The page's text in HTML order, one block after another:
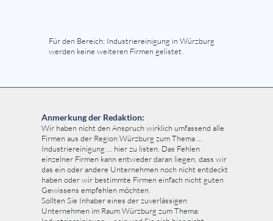
Für den Bereich: Industriereinigung in Würzburg
werden keine weiteren Firmen gelistet.
Anmerkung der Redaktion:
Wir haben nicht den Anspruch wirklich umfassend alle
Firmen aus der Region Würzburg zum Thema ...
Industriereinigung ... hier zu listen. Das Fehlen
einzelner Firmen kann entweder daran liegen, dass wir
das ein oder andere Unternehmen noch nicht entdeckt
haben oder wir bestimmte Firmen einfach nicht guten
Gewissens empfehlen möchten.
Sollten Sie Inhaber eines der zuverlässigen
Unternehmen im Raum Würzburg zum Thema: